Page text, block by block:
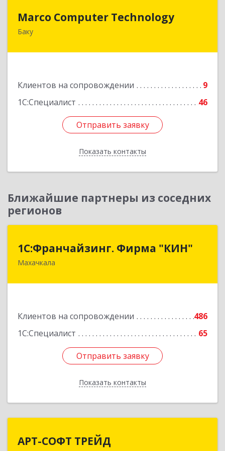
Marco Computer Technology
Баку
Клиентов на сопровождении
9
1С:Специалист
46
Отправить заявку
Показать контакты
370010, Баку, Азербайджан, ул.Низами, 125/26
Отправить заявку
Назад
Ближайшие партнеры из соседних
регионов
1С:Франчайзинг. Фирма "КИН"
Махачкала
Клиентов на сопровождении
486
1С:Специалист
65
Отправить заявку
Показать контакты
1С:Франчайзинг. Фирма "КИН"
367030, Дагестан Респ, Махачкала г, И.Казака
Отправить заявку
Назад
АРТ-СОФТ ТРЕЙД